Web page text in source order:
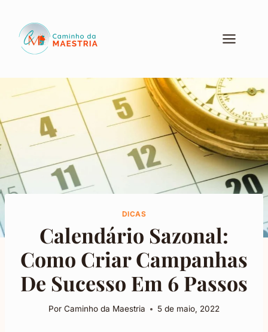
Conteúdo
DICAS
Calendário Sazonal:
Como Criar Campanhas
De Sucesso Em 6 Passos
Por Caminho da Maestria 5 de maio, 2022